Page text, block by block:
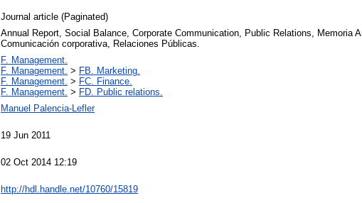
Journal article (Paginated)
Annual Report, Social Balance, Corporate Communication, Public Relations, Memoria
Comunicación corporativa, Relaciones Públicas.
F. Management.
F. Management. > FB. Marketing.
F. Management. > FC. Finance.
F. Management. > FD. Public relations.
Manuel Palencia-Lefler
19 Jun 2011
02 Oct 2014 12:19
http://hdl.handle.net/10760/15819